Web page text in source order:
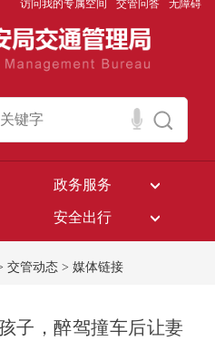
访问我的专属空间 交管问答 无障碍
政务服务
安全出行
交管动态 > 媒体链接
子，醉驾撞车后让妻